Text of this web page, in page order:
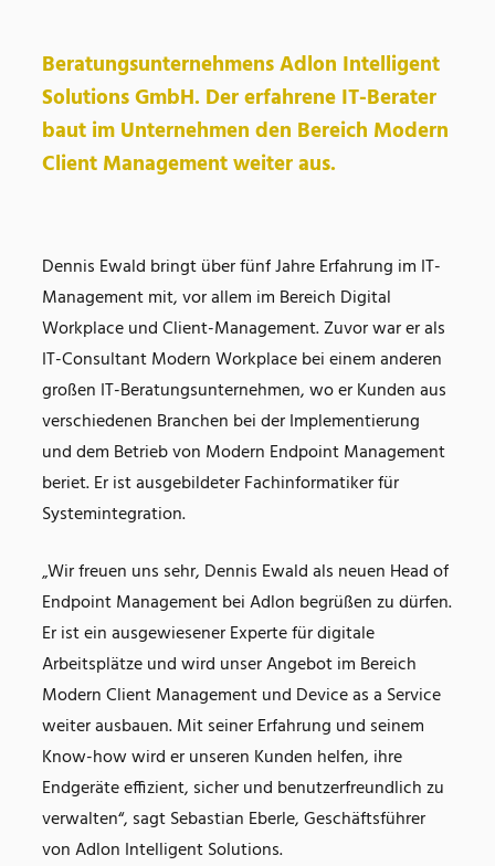
Beratungsunternehmens Adlon Intelligent
Solutions GmbH. Der erfahrene IT-Berater
baut im Unternehmen den Bereich Modern
Client Management weiter aus.
Dennis Ewald bringt über fünf Jahre Erfahrung im IT-
Management mit, vor allem im Bereich Digital
Workplace und Client-Management. Zuvor war er als
IT-Consultant Modern Workplace bei einem anderen
großen IT-Beratungsunternehmen, wo er Kunden aus
verschiedenen Branchen bei der Implementierung
und dem Betrieb von Modern Endpoint Management
beriet. Er ist ausgebildeter Fachinformatiker für
Systemintegration.
„Wir freuen uns sehr, Dennis Ewald als neuen Head of
Endpoint Management bei Adlon begrüßen zu dürfen.
Er ist ein ausgewiesener Experte für digitale
Arbeitsplätze und wird unser Angebot im Bereich
Modern Client Management und Device as a Service
weiter ausbauen. Mit seiner Erfahrung und seinem
Know-how wird er unseren Kunden helfen, ihre
Endgeräte effizient, sicher und benutzerfreundlich zu
verwalten“, sagt Sebastian Eberle, Geschäftsführer
von Adlon Intelligent Solutions.